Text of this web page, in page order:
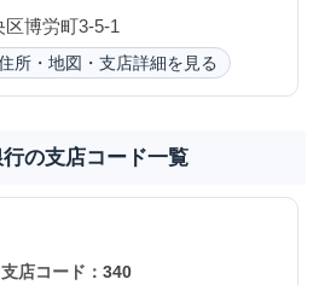
博労町3-5-1
所・地図・支店詳細を見る
の支店コード一覧
支店コード：340